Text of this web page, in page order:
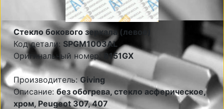
Стекло бокового зеркала (левое)
Код детали: SPGM1003AL
Оригинальный номер:
8151GX
Производитель:Giving
Описание: без обогрева, стекло асферическое,
хром, Peugeot 307, 407